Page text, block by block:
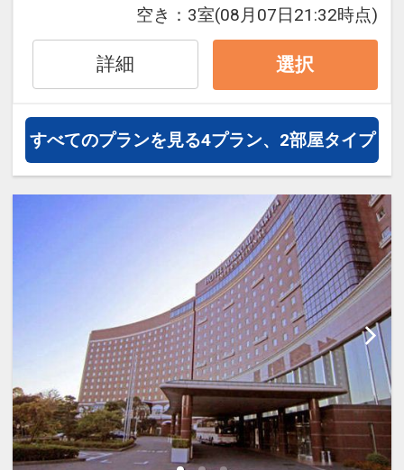
※旅行代金に含まれます。
「食事なしプラン」と「朝食付プラン」
をご用意しています。
ン」を掲載しています。
※ご覧のページがどちらかを【食事条
設定期間：2026年4月1日～2027年3月
インターネットコース番号：DP-1-
17564564
空き： 3室(08月07日21:32時点)
詳細 選択
すべてのプランを見る4プラン、2部屋タイプ